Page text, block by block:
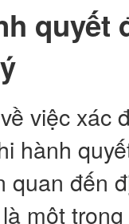
quyết
việc xác
hành
quan đến
một